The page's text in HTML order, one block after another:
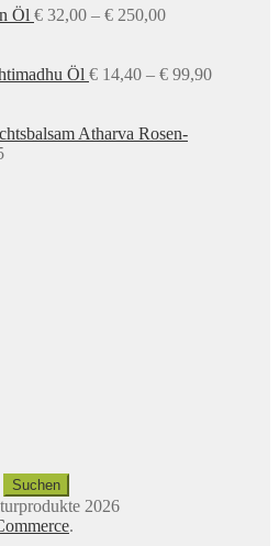
Öl € 32,00 – € 250,00Preisspanne:
€ 250,00
Öl € 14,40 – € 99,90
Atharva Rosen-
Suchen
2026
.